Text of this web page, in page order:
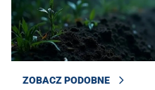
ZOBACZ PODOBNE